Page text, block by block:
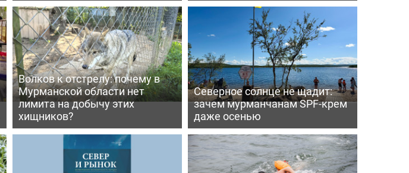
Волков к отстрелу: почему в
Мурманской области нет
лимита на добычу этих
хищников?
Северное солнце не щадит:
зачем мурманчанам SPF-крем
даже осенью